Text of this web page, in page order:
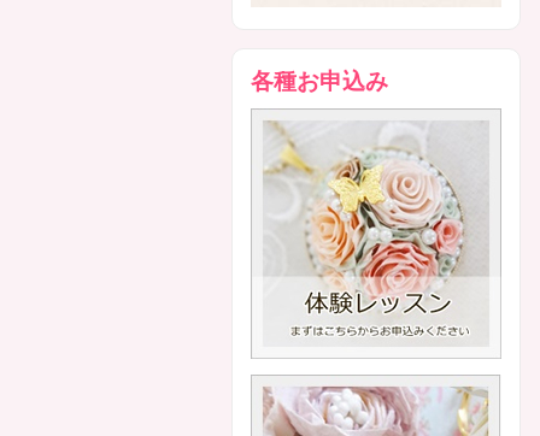
各種お申込み